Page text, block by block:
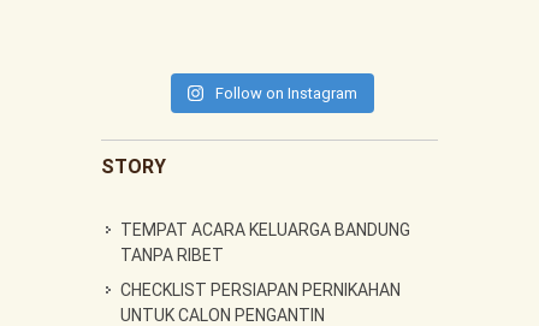
Follow on Instagram
STORY
TEMPAT ACARA KELUARGA BANDUNG
TANPA RIBET
CHECKLIST PERSIAPAN PERNIKAHAN
UNTUK CALON PENGANTIN